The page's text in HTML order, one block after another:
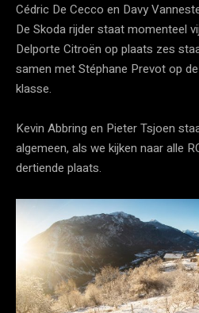
Cédric De Cecco en Davy
De Skoda rijder staat momenteel
Delporte Citroën op plaats zes
samen met Stéphane Prevot op
klasse.
Kevin Abbring en Pieter Tsjoen
algemeen, als we kijken naar alle
dertiende plaats.